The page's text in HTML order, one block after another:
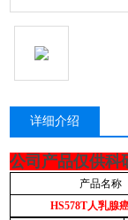
详细介绍
公司产品仅供科
产品名称
HS578T人乳腺